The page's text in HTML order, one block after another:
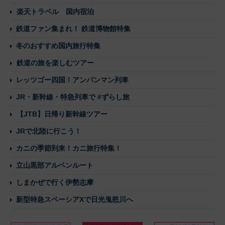
楽天トラベル 国内宿泊
鉄道ファン集まれ！ 鉄道博物館特集
冬のおすすめ国内旅行特集
鉄道の旅を楽しむツアー
レッツゴー四国！アンパンマン列車
JR・新幹線・特急列車で #ずらし旅
【JTB】日帰り新幹線ツアー
JRで北陸に行こう！
カニの季節到来！カニ旅行特集！
立山黒部アルペンルート
しまかぜで行く伊勢志摩
新型特急スペーシアXで日光鬼怒川へ